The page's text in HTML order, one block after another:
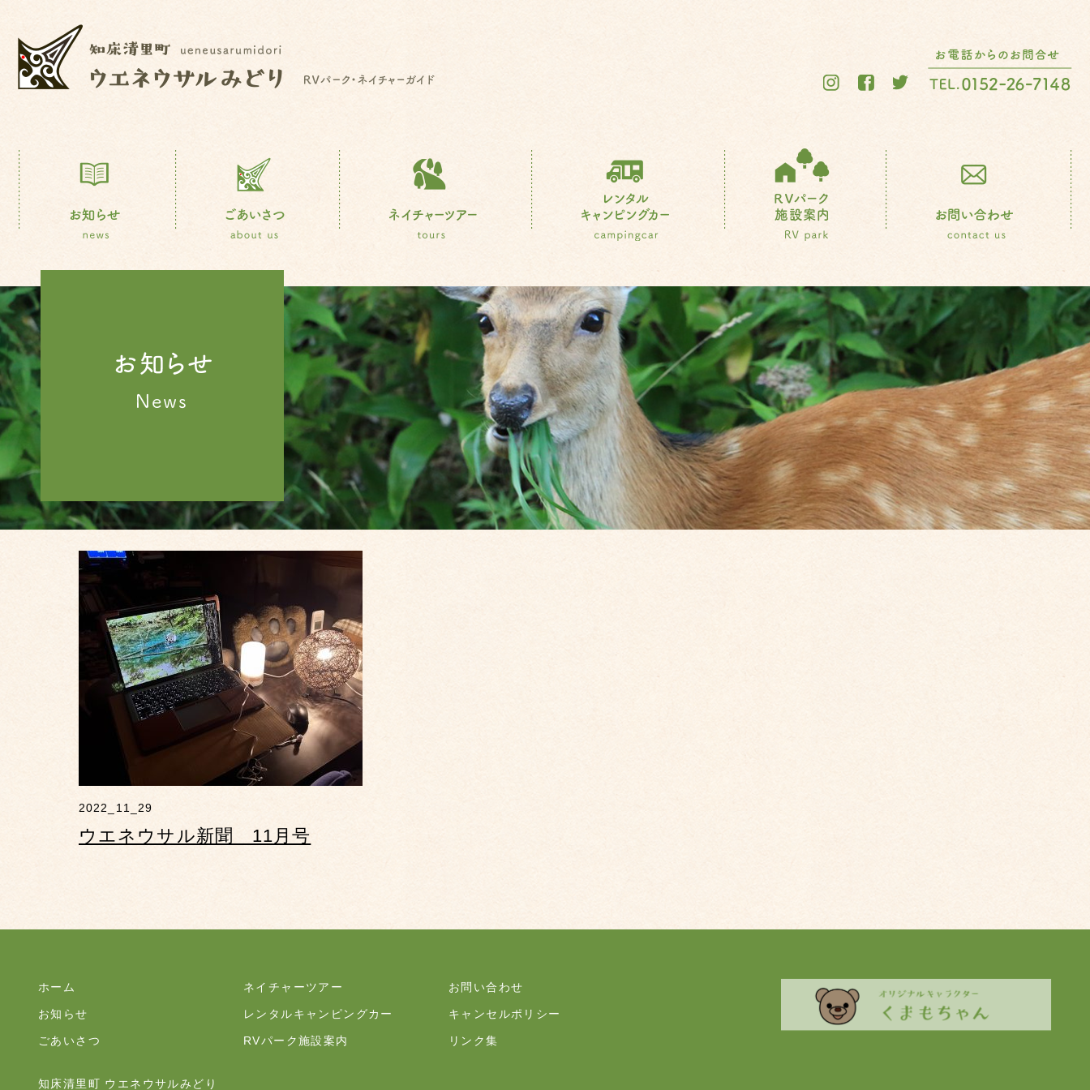
2022_11_29
ウエネウサル新聞 11月号
ホーム
お知らせ
ごあいさつ
ネイチャーツアー
レンタルキャンピングカー
RVパーク施設案内
お問い合わせ
キャンセルポリシー
リンク集
知床清里町 ウエネウサルみどり